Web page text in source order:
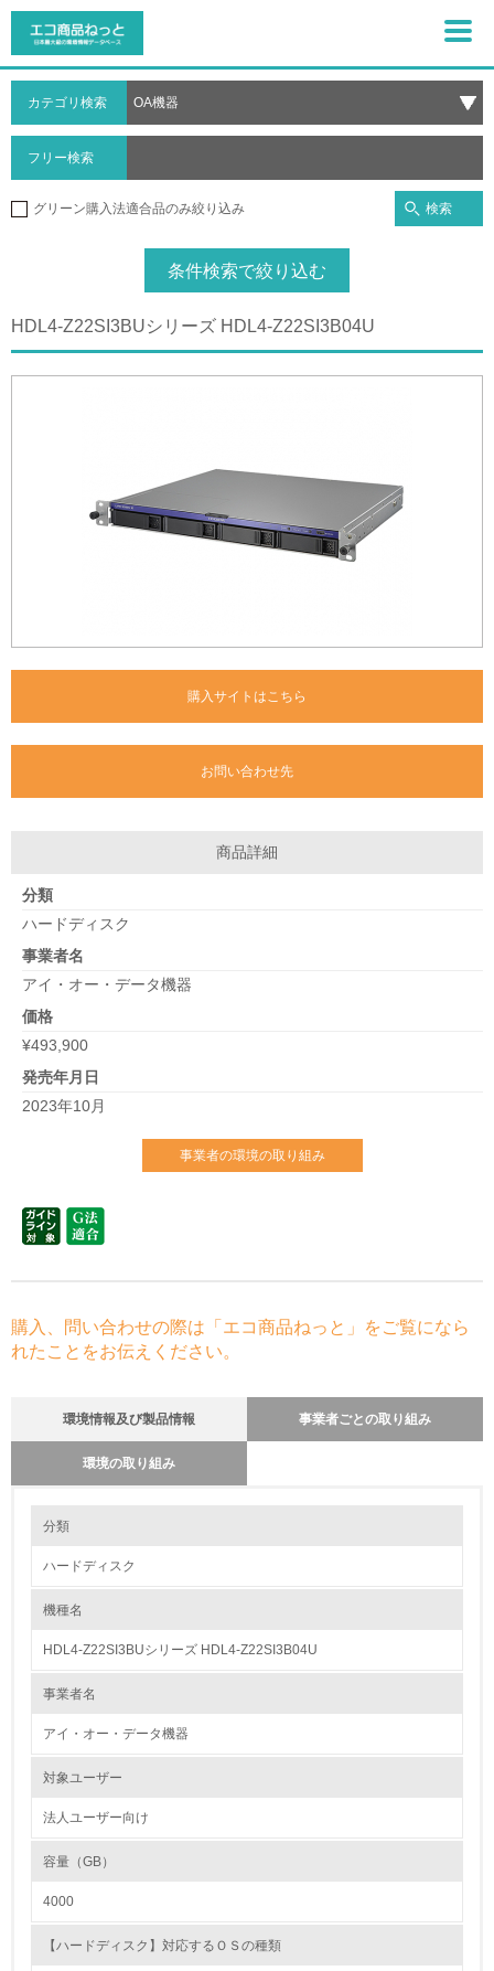
カテゴリ検索
フリー検索
グリーン購入法適合品のみ絞り込み 検索
条件検索で絞り込む
HDL4-Z22SI3BUシリーズ HDL4-Z22SI3B04U
購入サイトはこちら
お問い合わせ先
商品詳細
分類
ハードディスク
事業者名
アイ・オー・データ機器
価格
¥493,900
発売年月日
2023年10月
事業者の環境の取り組み
購入、問い合わせの際は「エコ商品ねっと」をご覧になら
れたことをお伝えください。
環境情報及び製品情報 事業者ごとの取り組み
環境の取り組み
1.環境取り組み体制
分類
ハードディスク
機種名
HDL4-Z22SI3BUシリーズ HDL4-Z22SI3B04U
事業者名
アイ・オー・データ機器
対象ユーザー
法人ユーザー向け
容量（GB）
4000
【ハードディスク】対応するＯＳの種類